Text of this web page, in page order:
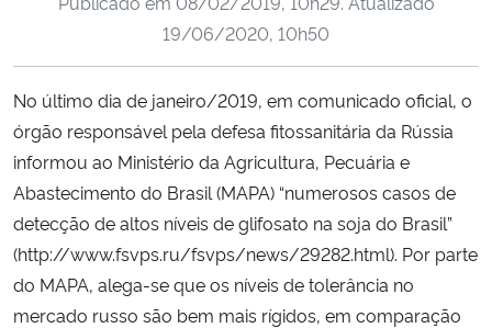
Ministério do Turismo
Ministério do Desenvolvimento Regional
Controladoria-Geral da União
Ministério da Mulher, da Família e dos Direitos Humanos
19/06/2020, 10h50
No último dia de janeiro/2019, em comunicado oficial, o
órgão responsável pela defesa fitossanitária da Rússia
informou ao Ministério da Agricultura, Pecuária e
Abastecimento do Brasil (MAPA) “numerosos casos de
detecção de altos níveis de glifosato na soja do Brasil”
(http://www.fsvps.ru/fsvps/news/29282.html). Por parte
do MAPA, alega-se que os níveis de tolerância no
mercado russo são bem mais rígidos, em comparação